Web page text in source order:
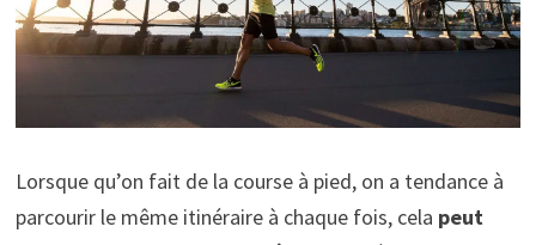
Lorsque qu’on fait de la course à pied, on a tendance à
parcourir le même itinéraire à chaque fois, cela peut